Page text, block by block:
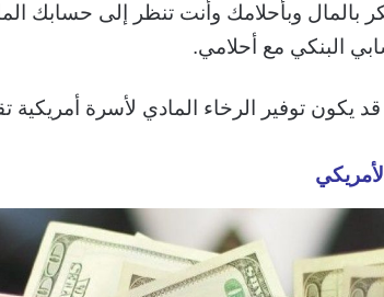
بالمال وبأحلامك وأنت تنظر إلى حسابك
البنكي مع أحلامي.
يكون توفير الرخاء المادي لأسرة أمريكية